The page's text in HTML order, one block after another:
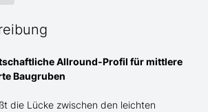
Allround-Profil für mittlere
Baugruben
die Lücke zwischen den leichten